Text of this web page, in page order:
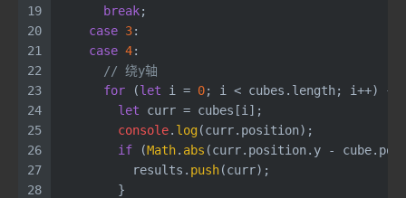
19
20
21
22
23
24
25
26
27
28
break;
case 3:
case 4:
// 绕y轴
for (let i = 0; i < cubes. length; i++) {
let curr = cubes[i];
console. log(curr. position);
if (Math. abs (curr. position. y - cube.
          results.
push(curr);
        }